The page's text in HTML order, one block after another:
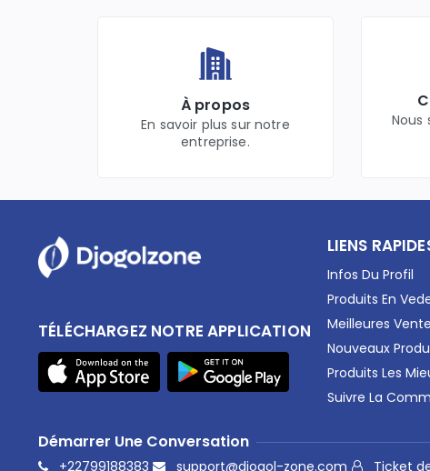
Parfumerie
Alimentation
Santé & Beauté
Electro
Fourniture
Santé
Internet & Réseaux
Energie & Electricité
À propos
En savoir plus sur notre
entreprise.
Nous
TÉLÉCHARGEZ NOTRE APPLICATION
LIENS
Infos Du Profil
Produits En
Meilleures
Nouveaux
Produits Les
Suivre La
Démarrer Une Conversation
+22799188383 support@djogol-zone.com Ticket